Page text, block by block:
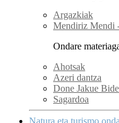
Argazkiak
Mendiriz Mendi
Ondare
Ahotsak
Azeri dantza
Done Jakue
Sagardoa
Natura eta turismo